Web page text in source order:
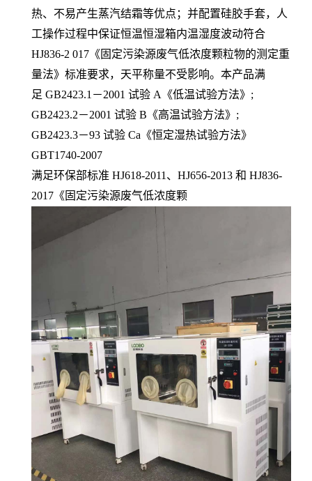
热、不易产生蒸汽结霜等优点；并配置硅胶手套，人
工操作过程中保证恒温恒湿箱内温湿度波动符合
HJ836-2 017《固定污染源废气低浓度颗粒物的测定重
量法》标准要求，天平称量不受影响。本产品满
足 GB2423.1－2001 试验 A《低温试验方法》;
GB2423.2－2001 试验 B《高温试验方法》;
GB2423.3－93 试验 Ca《恒定湿热试验方法》
GBT1740-2007
满足环保部标准 HJ618-2011、HJ656-2013 和 HJ836-
2017《固定污染源废气低浓度颗